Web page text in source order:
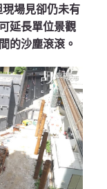
場見卻仍未有
延長單位景觀
的沙塵滾滾。